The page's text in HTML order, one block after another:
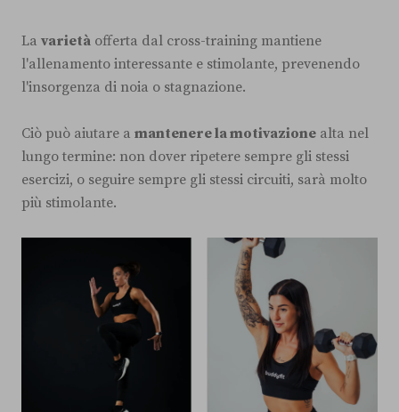
La varietà offerta dal cross-training mantiene
l'allenamento interessante e stimolante, prevenendo
l'insorgenza di noia o stagnazione.
Ciò può aiutare a mantenere la motivazione alta nel
lungo termine: non dover ripetere sempre gli stessi
esercizi, o seguire sempre gli stessi circuiti, sarà molto
più stimolante.